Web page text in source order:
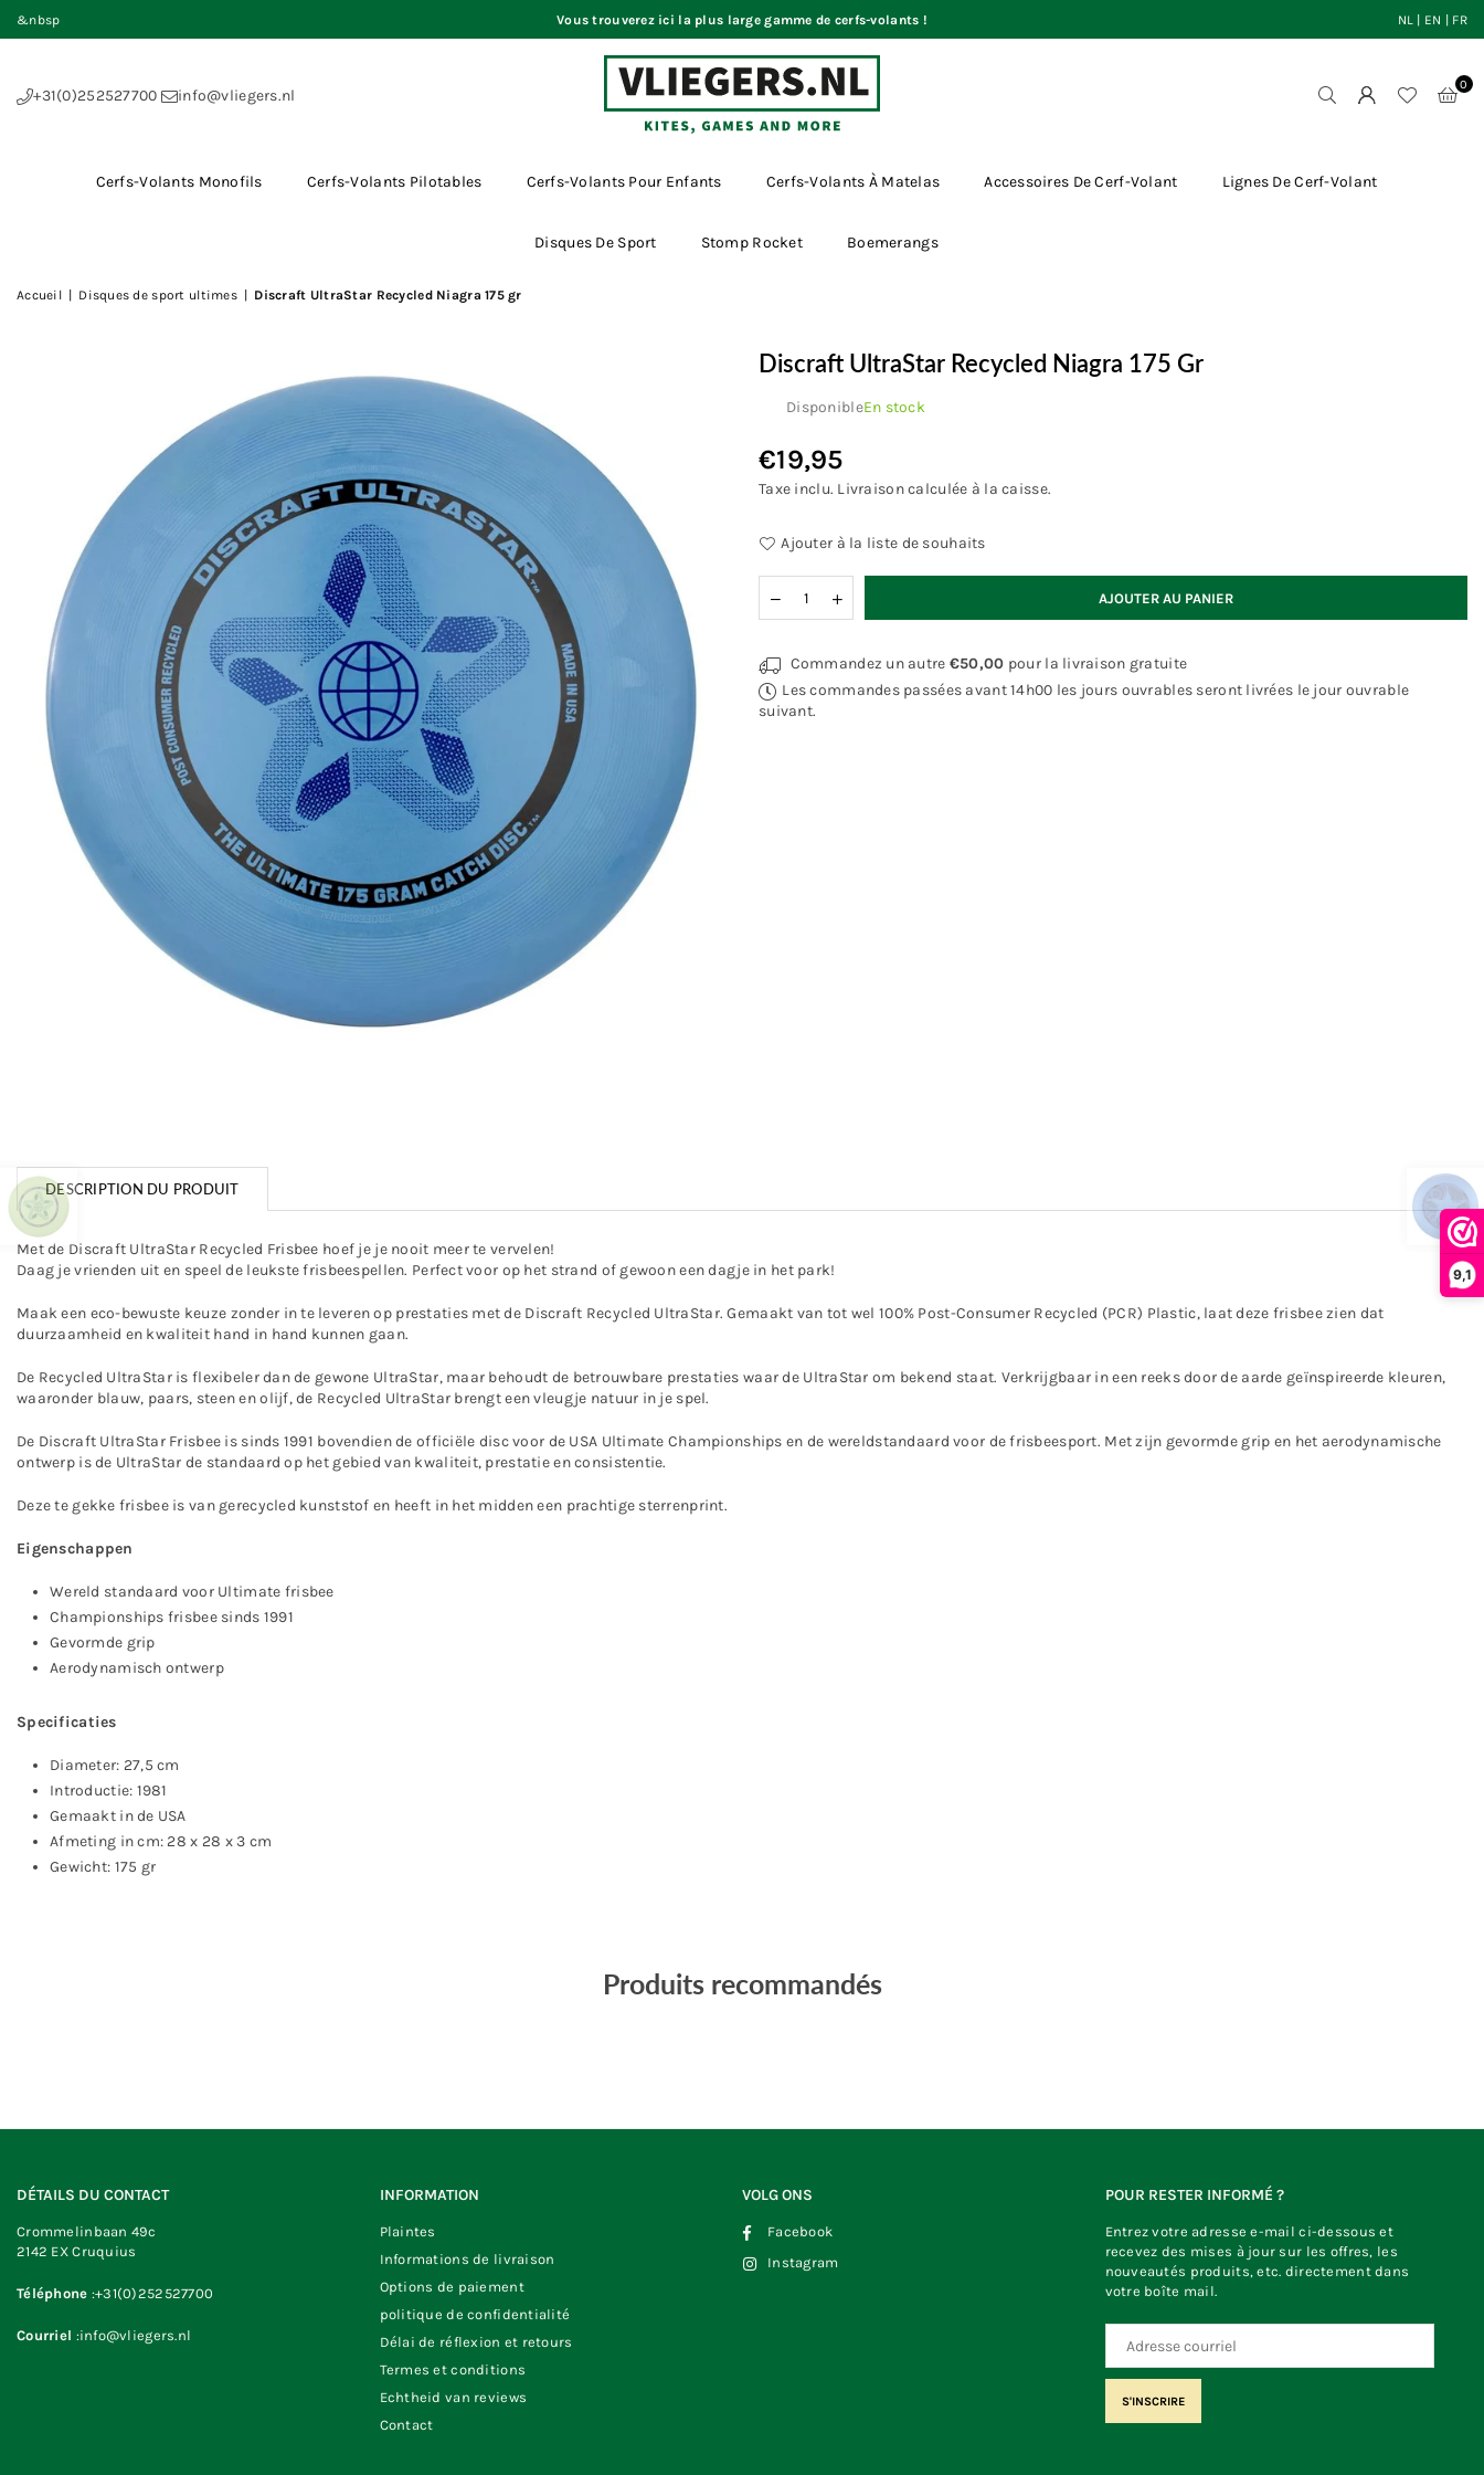
9,1
&nbsp Vous trouverez ici la plus large gamme de cerfs-volants ! NL | EN | FR
+31(0)252527700 info@vliegers.nl
0
Cerfs-Volants Monofils Cerfs-Volants Pilotables Cerfs-Volants Pour Enfants Cerfs-Volants À Matelas Accessoires De Cerf-Volant Lignes De Cerf-Volant
Disques De Sport Stomp Rocket Boemerangs
Accueil Disques de sport ultimes Discraft UltraStar Recycled Niagra 175 gr
Discraft UltraStar Recycled Niagra 175 Gr
DisponibleEn stock
Prix
régulier
€19,95
Taxe inclu. Livraisoncalculée à la caisse.
Ajouter à la liste de souhaits
AJOUTER AU PANIER
Commandez un autre €50,00 pour la livraison gratuite
Les commandes passées avant 14h00 les jours ouvrables seront livrées le jour ouvrable
suivant.
DESCRIPTION DU PRODUIT
Met de Discraft UltraStar Recycled Frisbee hoef je je nooit meer te vervelen!
Daag je vrienden uit en speel de leukste frisbeespellen. Perfect voor op het strand of gewoon een dagje in het park!
Maak een eco-bewuste keuze zonder in te leveren op prestaties met de Discraft Recycled UltraStar. Gemaakt van tot wel 100% Post-Consumer Recycled (PCR) Plastic, laat deze frisbee zien dat
duurzaamheid en kwaliteit hand in hand kunnen gaan.
De Recycled UltraStar is flexibeler dan de gewone UltraStar, maar behoudt de betrouwbare prestaties waar de UltraStar om bekend staat. Verkrijgbaar in een reeks door de aarde geïnspireerde kleuren,
waaronder blauw, paars, steen en olijf, de Recycled UltraStar brengt een vleugje natuur in je spel.
De Discraft UltraStar Frisbee is sinds 1991 bovendien de officiële disc voor de USA Ultimate Championships en de wereldstandaard voor defrisbeesport. Met zijn gevormde grip en het aerodynamische
ontwerp is de UltraStar de standaard op het gebied van kwaliteit, prestatie en consistentie.
Deze te gekke frisbee is van gerecycled kunststof en heeft in het midden een prachtige sterrenprint.
Eigenschappen
Wereld standaard voor Ultimate frisbee
Championships frisbee sinds 1991
Gevormde grip
Aerodynamisch ontwerp
Specificaties
Diameter: 27,5 cm
Introductie: 1981
Gemaakt in de USA
Afmeting in cm: 28 x 28 x 3 cm
Gewicht: 175 gr
Produits recommandés
DÉTAILS DU CONTACT
Crommelinbaan 49c
2142 EX Cruquius
Téléphone :+31(0)252527700
Courriel :info@vliegers.nl
INFORMATION
Plaintes
Informations de livraison
Options de paiement
politique de confidentialité
Délai de réflexion et retours
Termes et conditions
Echtheid van reviews
Contact
VOLG ONS
Facebook
Instagram
POUR RESTER INFORMÉ ?
Entrez votre adresse e-mail ci-dessous et
recevez des mises à jour sur les offres, les
nouveautés produits, etc. directement dans
votre boîte mail.
S'INSCRIRE